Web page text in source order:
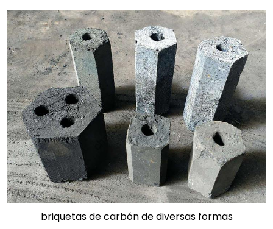
briquetas de carbón de diversas formas